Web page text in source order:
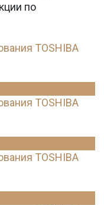
по
TOSHIBA
TOSHIBA
TOSHIBA